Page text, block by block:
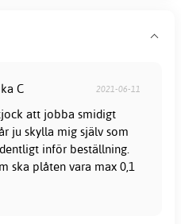
C 2021-06-11
att jobba smidigt
ju skylla mig själv som
inför beställning.
ska plåten vara max 0,1